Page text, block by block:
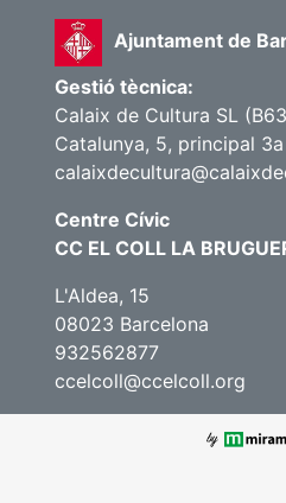
Ajuntament de
Gestió tècnica:
Calaix de Cultura SL
Catalunya, 5, principal
Centre Cívic
CC EL COLL LA
L'Aldea, 15
08023 Barcelona
932562877
ccelcoll@ccelcoll.org